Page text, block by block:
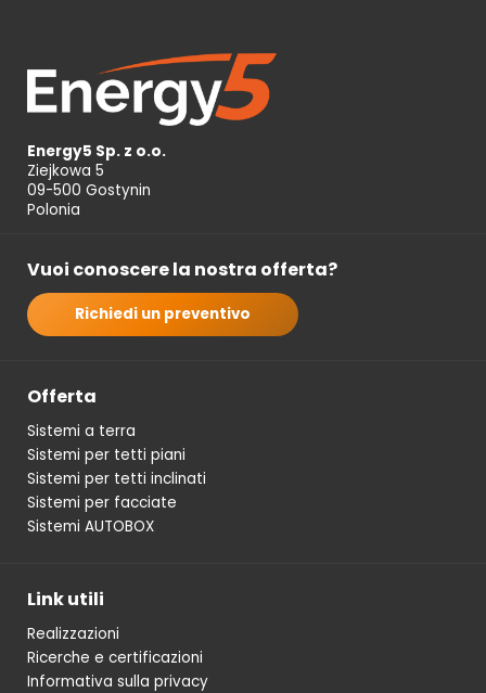
Energy5 Sp. z o.o.
Ziejkowa 5
09-500 Gostynin
Polonia
Vuoi conoscere la nostra offerta?
Richiedi un preventivo
Offerta
Sistemi a terra
Sistemi per tetti piani
Sistemi per tetti inclinati
Sistemi per facciate
Sistemi AUTOBOX
Link utili
Realizzazioni
Ricerche e certificazioni
Informativa sulla privacy